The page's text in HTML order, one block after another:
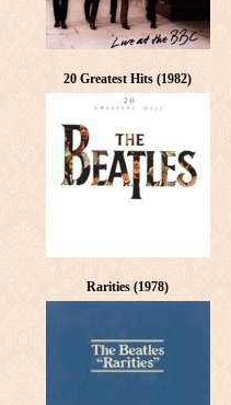
20 Greatest Hits (1982)
Rarities (1978)